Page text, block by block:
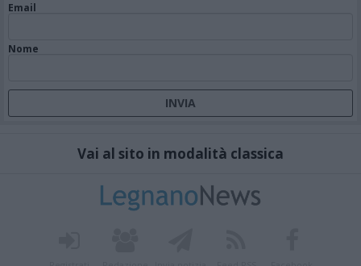
Email
Nome
Vai al sito in modalità classica